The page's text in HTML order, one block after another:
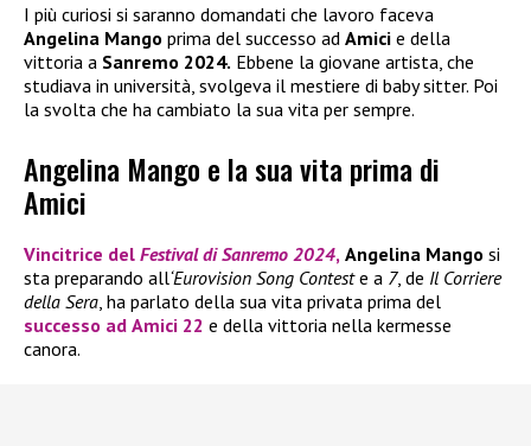
I più curiosi si saranno domandati che lavoro faceva
Angelina Mango prima del successo ad Amici e della
vittoria a Sanremo 2024. Ebbene la giovane artista, che
studiava in università, svolgeva il mestiere di baby sitter. Poi
la svolta che ha cambiato la sua vita per sempre.
Angelina Mango e la sua vita prima di
Amici
Vincitrice del Festival di Sanremo 2024, Angelina Mango si
sta preparando all‘Eurovision Song Conteste a 7, de Il Corriere
della Sera, ha parlato della sua vita privata prima del
successo ad Amici 22 e della vittoria nella kermesse
canora.